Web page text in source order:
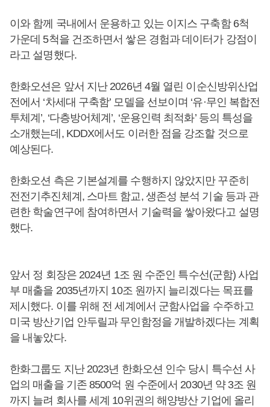
이와 함께 국내에서 운용하고 있는 이지스 구축함 6척
가운데 5척을 건조하면서 쌓은 경험과 데이터가 강점이
라고 설명했다.
한화오션은 앞서 지난 2026년 4월 열린 이순신방위산업
전에서 ‘차세대 구축함’ 모델을 선보이며 ‘유·무인 복합전
투체계’, ‘다층방어체계’, ‘운용인력 최적화’ 등의 특성을
소개했는데, KDDX에서도 이러한 점을 강조할 것으로
예상된다.
한화오션 측은 기본설계를 수행하지 않았지만 꾸준히
전전기추진체계, 스마트 함교, 생존성 분석 기술 등과 관
련한 학술연구에 참여하면서 기술력을 쌓아왔다고 설명
했다.
앞서 정 회장은 2024년 1조 원 수준인 특수선(군함) 사업
부 매출을 2035년까지 10조 원까지 늘리겠다는 목표를
제시했다. 이를 위해 전 세계에서 군함사업을 수주하고
미국 방산기업 안두릴과 무인함정을 개발하겠다는 계획
을 내놓았다.
한화그룹도 지난 2023년 한화오션 인수 당시 특수선 사
업의 매출을 기존 8500억 원 수준에서 2030년 약 3조 원
까지 늘려 회사를 세계 10위권의 해양방산 기업에 올리